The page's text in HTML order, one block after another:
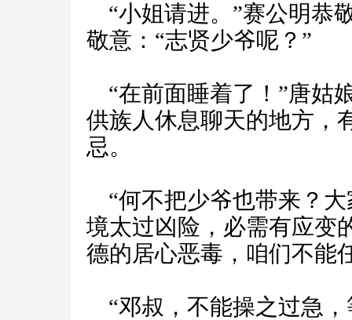
“小姐请进。”赛公明恭
敬意：“志贤少爷呢？”
“在前面睡着了！”唐姑
供族人休息聊天的地方，
忌。
“何不把少爷也带来？
境太过凶险，必需有应变
德的居心恶毒，咱们不能
“邓叔，不能操之过急